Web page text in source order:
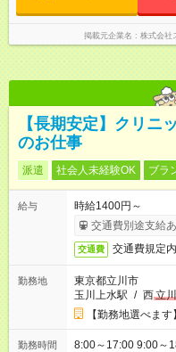
掲載元企業名 株式会社
【長期安定】クリニ
のお仕事
派遣 社会人未経験OK ブラ
給与
時給1400円～
交通費別途支給
交通費 交通費規定
勤務地
東京都立川市
玉川上水駅 / 西立
【勤務地選べま
勤務時間
8:00～17:00 9:00～